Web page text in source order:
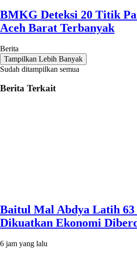
BMKG Deteksi 20 Titik
Aceh Barat Terbanyak
Berita
Tampilkan Lebih Banyak
Sudah ditampilkan semua
Berita Terkait
Baitul Mal Abdya Latih
Dikuatkan Ekonomi
6 jam yang lalu